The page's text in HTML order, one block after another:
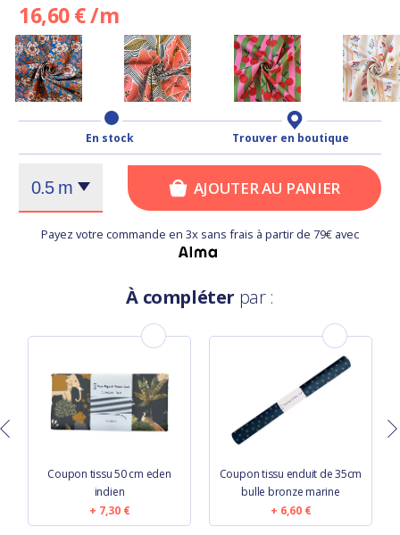
16,60 € /m
En stock Trouver en boutique
AJOUTER AU PANIER
Payez votre commande en 3x sans frais à partir de 79€ avec
À compléter par :
Coupon tissu 50 cm eden
indien
7,30 €
Coupon tissu enduit de 35cm
bulle bronze marine
6,60 €